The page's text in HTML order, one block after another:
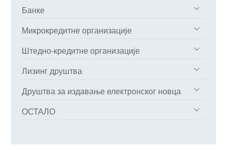
Банке
Микрокредитне организације
Штедно-кредитне организације
Лизинг друштва
Друштва за издавање електронског новца
ОСТАЛО